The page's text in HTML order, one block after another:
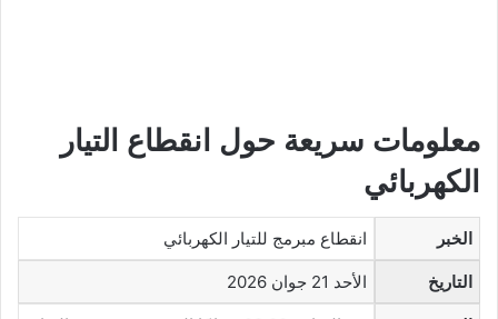
معلومات سريعة حول انقطاع التيار
الكهربائي
الخبر انقطاع مبرمج للتيار الكهربائي
التاريخ الأحد 21 جوان 2026